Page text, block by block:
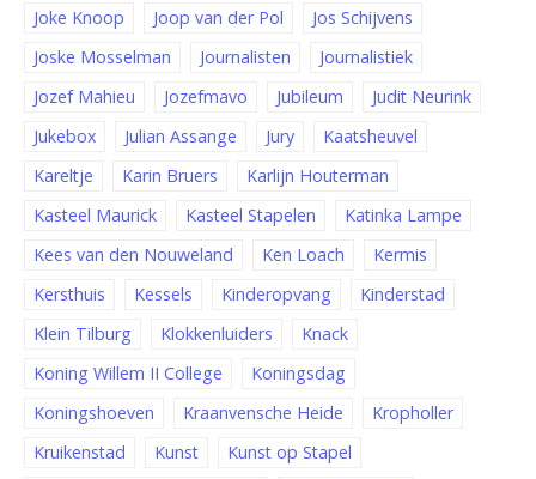
Joke Knoop Joop van der Pol
Jos Schijvens
Joske Mosselman
Journalisten
Journalistiek
Jozef Mahieu
Jozefmavo Jubileum
Judit Neurink
Jukebox
Julian Assange Jury
Kaatsheuvel
Kareltje
Karin Bruers
Karlijn Houterman
Kasteel Maurick
Kasteel Stapelen
Katinka Lampe
Kees van den Nouweland
Ken Loach
Kermis
Kersthuis
Kessels Kinderopvang
Kinderstad
Klein Tilburg
Klokkenluiders
Knack
Koning Willem II College
Koningsdag
Koningshoeven
Kraanvensche Heide
Kropholler
Kruikenstad
Kunst
Kunst op Stapel